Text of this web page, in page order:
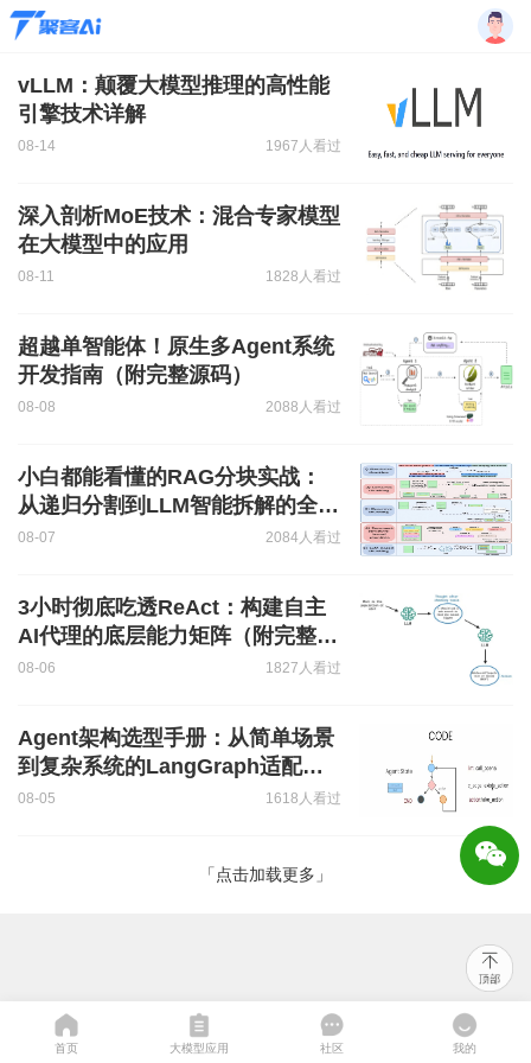
​​vLLM：颠覆大模型推理的高性能
引擎技术详解​
08-14 1967人看过
深入剖析MoE技术：混合专家模型
在大模型中的应用
08-11 1828人看过
超越单智能体！原生多Agent系统
开发指南（附完整源码）
08-08 2088人看过
小白都能看懂的RAG分块实战：
从递归分割到LLM智能拆解的全解
析
08-07 2084人看过
3小时彻底吃透ReAct：构建自主
AI代理的底层能力矩阵（附完整代
码）
08-06 1827人看过
Agent架构选型手册：从简单场景
到复杂系统的LangGraph适配策
略
08-05 1618人看过
「点击加载更多」
首页 大模型应用 社区 我的